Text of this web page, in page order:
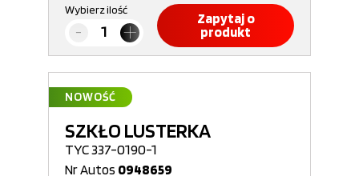
Wybierz ilość
Zapytaj o
produkt
NOWOŚĆ
SZKŁO LUSTERKA
TYC 337-0190-1
Nr Autos 0948659